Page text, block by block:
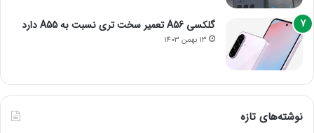
گلکسی A56 تعمیر سخت تری نسبت به A55 دارد
13 بهمن 1403
نوشته‌های تازه